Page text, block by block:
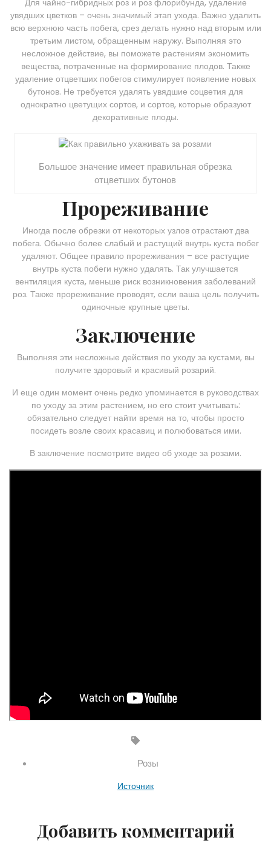
Для чайно-гибридных роз и роз флорибунда, удаление
увядших цветков – очень значимый этап ухода. Важно удалить
всю верхнюю часть побега, срез делать нужно над вторым или
третьим листом, обращенным наружу. Выполняя это
несложное действие, вы поможете растениям экономить
вещества, потраченные на формирование плодов. Также
удаление отцветших побегов стимулирует появление новых
бутонов. Не требуется удалять увядшие соцветия для
однократно цветущих сортов, и сортов, которые образуют
декоративные плоды.
Большое значение имеет правильная обрезка
отцветших бутонов
Прореживание
Иногда после обрезки от некоторых узлов отрастают два
побега. Обычно более слабый и растущий внутрь куста побег
удаляют. Общее правило прореживания – все растущие
внутрь куста побеги нужно удалять. Так улучшается
вентиляция куста, меньше риск возникновения заболеваний
роз. Также прореживание проводят, если ваша цель получить
одиночные крупные цветы.
Заключение
Выполняя эти несложные действия по уходу за кустами, вы
получите здоровый и красивый розарий.
И еще один момент очень редко упоминается в руководствах
по уходу за этим растением, но его стоит учитывать:
обязательно следует найти время на то, чтобы просто
посидеть возле своих красавиц и полюбоваться ими.
В заключение посмотрите видео об уходе за розами.
Розы
Источник
Добавить комментарий